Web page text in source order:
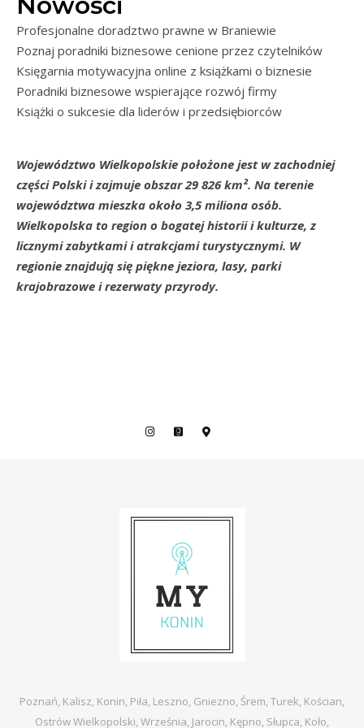
Profesjonalne doradztwo prawne w Braniewie
Poznaj poradniki biznesowe cenione przez czytelników
Księgarnia motywacyjna online z książkami o biznesie
Poradniki biznesowe wspierające rozwój firmy
Książki o sukcesie dla liderów i przedsiębiorców
Województwo Wielkopolskie położone jest w zachodniej
części Polski i zajmuje obszar 29 826 km². Na terenie
województwa mieszka około 3,5 miliona osób.
Wielkopolska to region o bogatej historii i kulturze, z
licznymi zabytkami i atrakcjami turystycznymi. W
regionie znajdują się piękne jeziora, lasy, parki
krajobrazowe i rezerwaty przyrody.
Poznań, Kalisz, Konin, Piła, Leszno, Gniezno, Śrem, Turek, Kościan,
Ostrów Wielkopolski, Września, Jarocin, Kępno, Słupca, Koło,